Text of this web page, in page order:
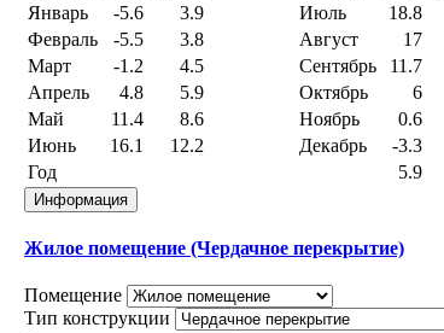
Январь
-5.6 3.9 Июль 18.8
Февраль
-5.5 3.8 Август 17
Март
-1.2 4.5 Сентябрь 11.7
Апрель
4.8 5.9 Октябрь 6
Май
11.4 8.6 Ноябрь 0.6
Июнь
16.1 12.2 Декабрь -3.3
Год
5.9
Информация
Жилое помещение (Чердачное перекрытие)
Помещение
Тип конструкции